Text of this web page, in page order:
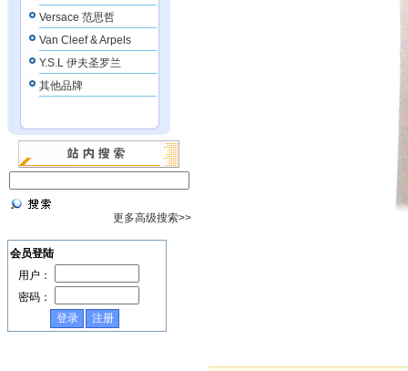
Versace 范思哲
Van Cleef & Arpels
Y.S.L 伊夫圣罗兰
其他品牌
更多高级搜索>>
会员登陆
用户：
密码：